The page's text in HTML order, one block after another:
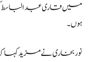
میں قاری عبدالباسط کی
ہوں۔
نور بخاری نے مزید کہا